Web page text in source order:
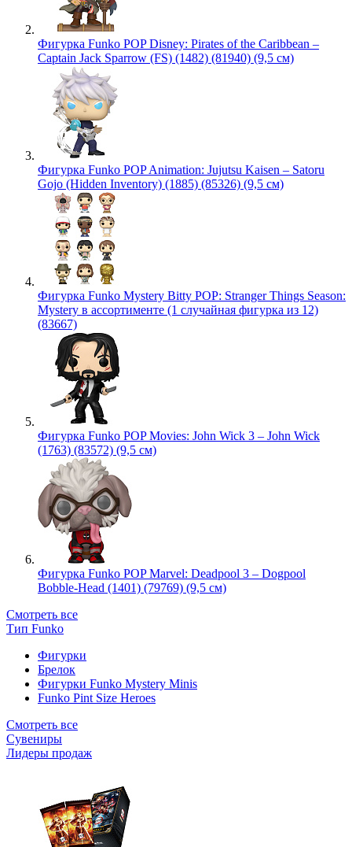
Фигурка Funko POP Disney: Pirates of the Caribbean –
Captain Jack Sparrow (FS) (1482) (81940) (9,5 см)
Фигурка Funko POP Animation: Jujutsu Kaisen – Satoru
Gojo (Hidden Inventory) (1885) (85326) (9,5 см)
Фигурка Funko Mystery Bitty POP: Stranger Things Season:
Mystery в ассортименте (1 случайная фигурка из 12)
(83667)
Фигурка Funko POP Movies: John Wick 3 – John Wick
(1763) (83572) (9,5 см)
Фигурка Funko POP Marvel: Deadpool 3 – Dogpool
Bobble-Head (1401) (79769) (9,5 см)
Смотреть все
Тип Funko
Фигурки
Брелок
Фигурки Funko Mystery Minis
Funko Pint Size Heroes
Смотреть все
Сувениры
Лидеры продаж